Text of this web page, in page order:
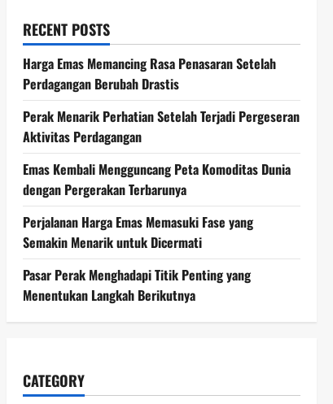
RECENT POSTS
Harga Emas Memancing Rasa Penasaran Setelah
Perdagangan Berubah Drastis
Perak Menarik Perhatian Setelah Terjadi Pergeseran
Aktivitas Perdagangan
Emas Kembali Mengguncang Peta Komoditas Dunia
dengan Pergerakan Terbarunya
Perjalanan Harga Emas Memasuki Fase yang
Semakin Menarik untuk Dicermati
Pasar Perak Menghadapi Titik Penting yang
Menentukan Langkah Berikutnya
CATEGORY